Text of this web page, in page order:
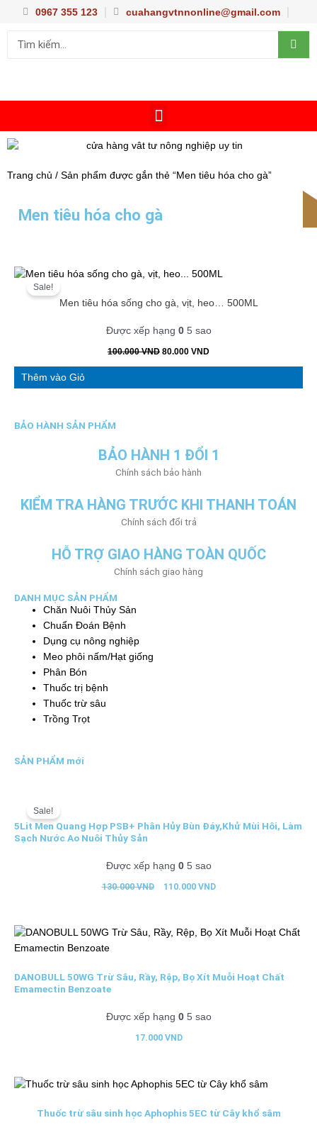
0967 355 123 cuahangvtnnonline@gmail.com
Menu
Trang chủ / Sản phẩm được gắn thẻ “Men tiêu hóa cho gà”
Men tiêu hóa cho gà
Sale!
Men tiêu hóa sống cho gà, vịt, heo… 500ML
Được xếp hạng 05 sao
100.000VND
Giá
100.000 VND.
80.000 VND
Giá
là:
Thêm vào Giỏ
BẢO HÀNH SẢN PHẨM
BẢO HÀNH 1 ĐỔI 1
Chính sách bảo hành
KIỂM TRA HÀNG TRƯỚC KHI THANH TOÁN
Chính sách đổi trả
HỖ TRỢ GIAO HÀNG TOÀN QUỐC
Chính sách giao hàng
DANH MỤC SẢN PHẨM
Chăn Nuôi Thủy Sản
Chuẩn Đoán Bệnh
Dụng cụ nông nghiệp
Meo phôi nấm/Hạt giống
Phân Bón
Thuốc trị bệnh
Thuốc trừ sâu
Trồng Trọt
SẢN PHẨM mới
Sale!
5Lit Men Quang Hợp PSB+ Phân Hủy Bùn Đáy,Khử Mùi Hôi, Làm
Sạch Nước Ao Nuôi Thủy Sản
Được xếp hạng 05 sao
130.000VND
130.000 VND.
110.000 VND
là:
DANOBULL 50WG Trừ Sâu, Rầy, Rệp, Bọ Xít Muỗi Hoạt Chất
Emamectin Benzoate
Được xếp hạng 05 sao
17.000 VND
Thuốc trừ sâu sinh học Aphophis 5EC từ Cây khổ sâm